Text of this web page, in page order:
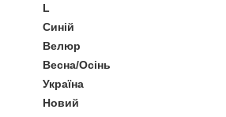
L
Синій
Велюр
Весна/Осінь
Україна
Новий